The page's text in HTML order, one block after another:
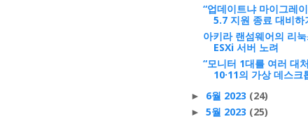
“업데이트냐 마이그레
5.7 지원 종료 대비하
아키라 랜섬웨어의 리
ESXi 서버 노려
“모니터 1대를 여러 대
10·11의 가상 데스크
► 6월 2023 (24)
► 5월 2023 (25)